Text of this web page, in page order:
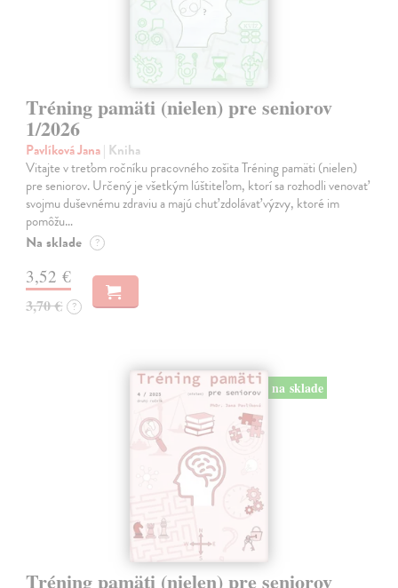
Tréning pamäti (nielen) pre seniorov
1/2026
Pavlíková Jana| Kniha
Vitajte v treťom ročníku pracovného zošita Tréning pamäti (nielen)
pre seniorov. Určený je všetkým lúštiteľom, ktorí sa rozhodli venovať
svojmu duševnému zdraviu a majú chuť zdolávať výzvy, ktoré im
pomôžu…
Na sklade ?
3,52 €
3,70 € ?
na sklade
Tréning pamäti (nielen) pre seniorov